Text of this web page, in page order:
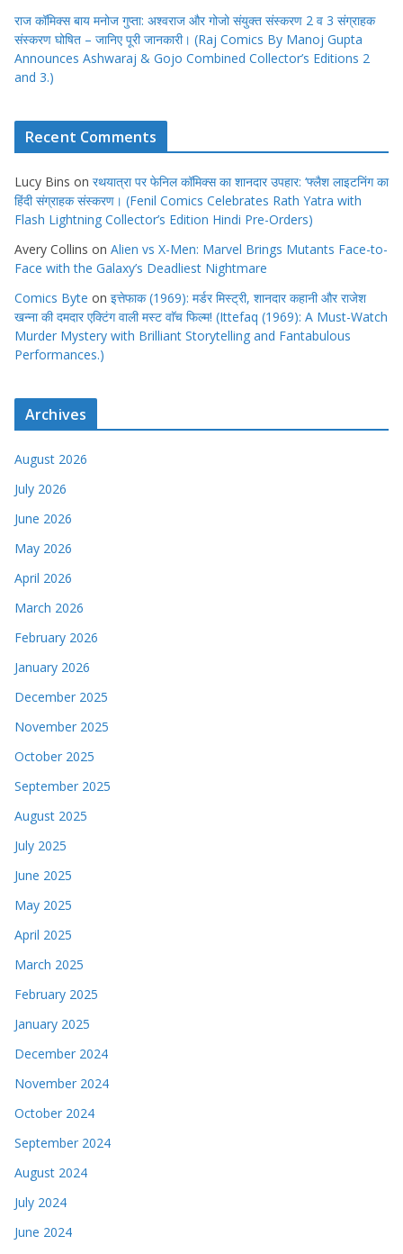
राज कॉमिक्स बाय मनोज गुप्ता: अश्वराज और गोजो संयुक्त संस्करण 2 व 3 संग्राहक
संस्करण घोषित – जानिए पूरी जानकारी। (Raj Comics By Manoj Gupta
Announces Ashwaraj & Gojo Combined Collector’s Editions 2
and 3.)
Recent Comments
Lucy Bins on रथयात्रा पर फेनिल कॉमिक्स का शानदार उपहार: ‘फ्लैश लाइटनिंग का
हिंदी संग्राहक संस्करण। (Fenil Comics Celebrates Rath Yatra with
Flash Lightning Collector’s Edition Hindi Pre-Orders)
Avery Collins on Alien vs X-Men: Marvel Brings Mutants Face-to-
Face with the Galaxy’s Deadliest Nightmare
Comics Byte on इत्तेफाक (1969): मर्डर मिस्ट्री, शानदार कहानी और राजेश
खन्ना की दमदार एक्टिंग वाली मस्ट वाॅच फिल्म! (Ittefaq (1969): A Must-Watch
Murder Mystery with Brilliant Storytelling and Fantabulous
Performances.)
Archives
August 2026
July 2026
June 2026
May 2026
April 2026
March 2026
February 2026
January 2026
December 2025
November 2025
October 2025
September 2025
August 2025
July 2025
June 2025
May 2025
April 2025
March 2025
February 2025
January 2025
December 2024
November 2024
October 2024
September 2024
August 2024
July 2024
June 2024